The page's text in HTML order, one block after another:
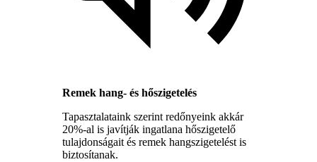
Remek hang- és hőszigetelés
Tapasztalataink szerint redőnyeink akkár
20%-al is javítják ingatlana hőszigetelő
tulajdonságait és remek hangszigetelést is
biztosítanak.